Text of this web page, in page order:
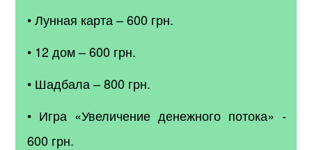
• Лунная карта – 600 грн.
• 12 дом – 600 грн.
• Шадбала – 800 грн.
• Игра «Увеличение денежного потока» -
600 грн.